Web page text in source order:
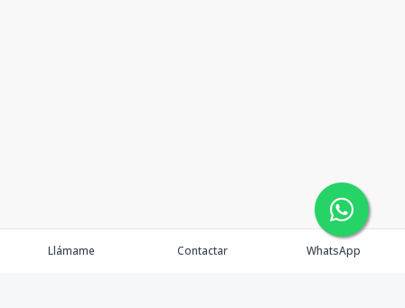
Llámame Contactar WhatsApp